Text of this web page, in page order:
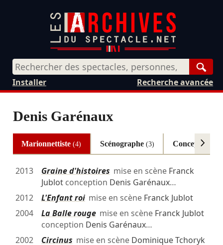
Recherche avancée
Installer
Denis Garénaux
Marionnettiste(4) Scénographe (3) Conception
2013 Graine d'histoires mise en scène Franck
Jublotconception Denis Garénaux…
2012
L'Enfant roimise en scène Franck Jublot
2004
La Balle rougemise en scène Franck Jublot
conception Denis Garénaux…
2002
Circinus mise en scène Dominique Tchoryk